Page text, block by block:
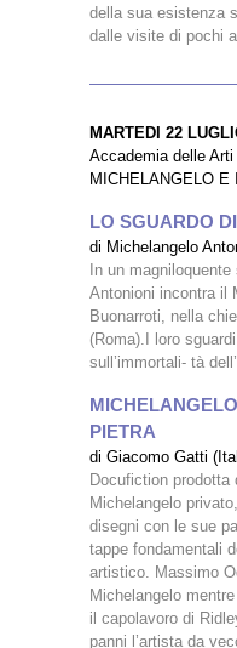
della sua esistenza
dalle visite di pochi
MARTEDI 22
Accademia delle
MICHELANGELO E
LO SGUARDO
di Michelangelo
In un
Antonioni incontra il
Buonarroti, nella
(Roma).I loro
sull’immortali- tà
PIETRA
di Giacomo Gatti
Docufiction prodotta
Michelangelo
disegni con le sue
tappe fondamentali
artistico. Massimo
Michelangelo
il capolavoro di
panni l’artista da